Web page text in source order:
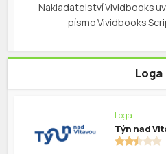
Nakladatelství Vividbooks
písmo Vividbooks
Loga
Loga
Týn nad